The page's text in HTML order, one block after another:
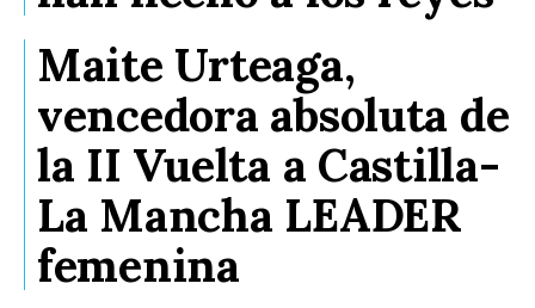
Maite Urteaga,
vencedora absoluta de
la II Vuelta a Castilla-
La Mancha LEADER
femenina